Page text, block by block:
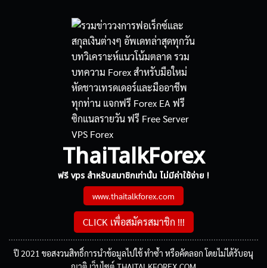
ThaiTalkForex
ฟรี vps สำหรับสมาชิกเท่านั้น ไม่มีค่าใช้จ่าย !
www.thaitalkforex.com
CLICK เพื่อสมัครสมาชิก !!!
ปี 2021 ขอสงวนสิทธิ์การนำข้อมูลไปใช้ ทำซ้ำ หรือคัดลอก โดยไม่ได้รับอนุ